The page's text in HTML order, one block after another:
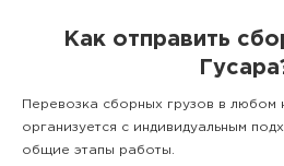
Как отправить
Перевозка сборных грузов в любом
организуется с индивидуальным
общие этапы работы.